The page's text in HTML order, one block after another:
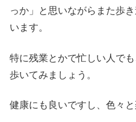
っか」と思いながらまた歩
います。
特に残業とかで忙しい人で
歩いてみましょう。
健康にも良いですし、色々